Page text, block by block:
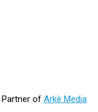
Partner of Arkè Media